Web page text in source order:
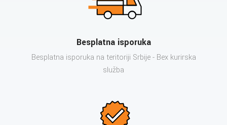
Besplatna isporuka
Besplatna isporuka na teritoriji Srbije - Bex kurirska
služba